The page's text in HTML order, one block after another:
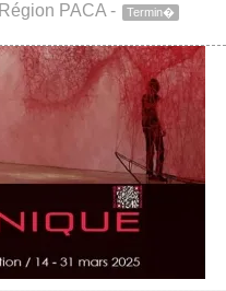
Région PACA - Termin�